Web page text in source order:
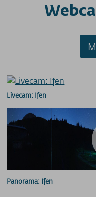
Livecam: Ifen
Panorama: Ifen